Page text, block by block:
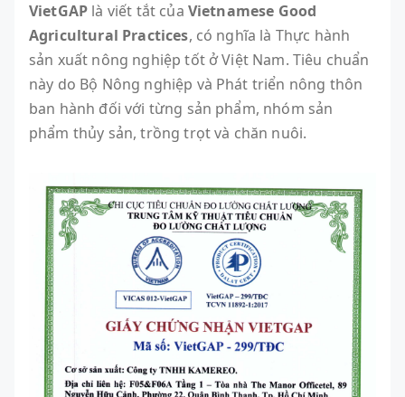
VietGAP là viết tắt của Vietnamese Good
Agricultural Practices, có nghĩa là Thực hành
sản xuất nông nghiệp tốt ở Việt Nam. Tiêu chuẩn
này do Bộ Nông nghiệp và Phát triển nông thôn
ban hành đối với từng sản phẩm, nhóm sản
phẩm thủy sản, trồng trọt và chăn nuôi.